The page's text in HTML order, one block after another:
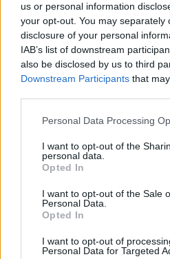
us or personal information
your opt-out. You may separately
disclosure of your personal
IAB’s list of downstream
also be disclosed by us to third
Downstream Participants that
Personal Data Processing
I want to opt-out of the
personal data.
Opted In
I want to opt-out of the Sale
Personal Data.
Opted In
I want to opt-out of
Personal Data for Targeted
Esim for Global
Esim for USA|Esim for Italy